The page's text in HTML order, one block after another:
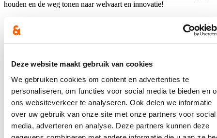
Deze website maakt gebruik van cookies
We gebruiken cookies om content en advertenties te
personaliseren, om functies voor social media te bieden en
ons websiteverkeer te analyseren. Ook delen we informatie
over uw gebruik van onze site met onze partners voor social
media, adverteren en analyse. Deze partners kunnen deze
houden en de weg tonen naar welvaart en innovatie!
Hou me op de hoogte
Ontvang mijn nieuwsbrief.
E-mailadres
Ja, ik wens de nieuwsbrief van Annelies Verlinden te ontvangen op
bovenstaand mailadres*
Klikhierom de privacyvoorwaarden te raadplegen